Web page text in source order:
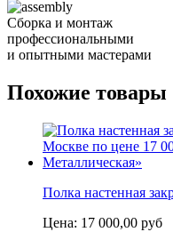
Сборка и монтаж
профессиональными
и опытными мастерами
Похожие товары
Полка настенная
Цена: 17 000,00 руб